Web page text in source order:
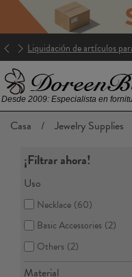
Liquidación de artículos
Desde 2009: Especialista en
Casa / Jewelry Supplies
¡Filtrar ahora!
Uso
Necklace (60)
Basic Accessories (2)
Others (2)
Material